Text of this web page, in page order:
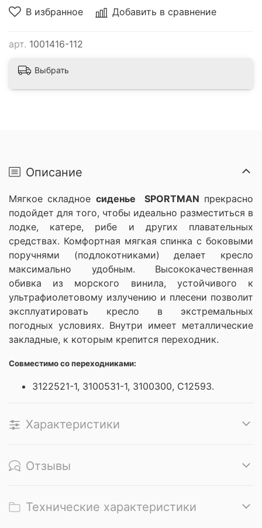
В избранное Добавить в сравнение
арт. 1001416-112
Выбрать
Описание
Мягкое складное сиденье SPORTMAN прекрасно
подойдет для того, чтобы идеально разместиться в
лодке, катере, рибе и других плавательных
средствах. Комфортная мягкая спинка с боковыми
поручнями (подлокотниками) делает кресло
максимально удобным. Высококачественная
обивка из
морского винила, устойчивого к
ультрафиолетовому излучению и плесени позволит
эксплуатировать кресло в экстремальных
погодных условиях. Внутри имеет металлические
закладные, к которым крепится переходник.
Совместимо со переходниками:
3122521-1, 3100531-1, 3100300, С12593.
Характеристики
Отзывы
Технические характеристики